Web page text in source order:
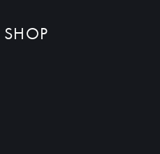
SHOP